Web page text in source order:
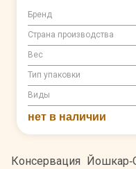
Консервация
Бренд
Страна производства
Вес
Тип упаковки
Виды
нет в наличии